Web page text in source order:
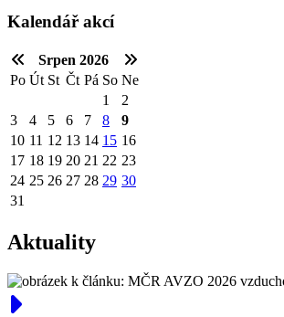
Kalendář akcí
Červenec
Srpen 2026
Září
Po Út St Čt Pá So Ne
1
2
3
4 5 6 7 8
9
10 11 12 13 14 15 16
17 18 19 20 21 22 23
24 25 26 27 28 29 30
31
Aktuality